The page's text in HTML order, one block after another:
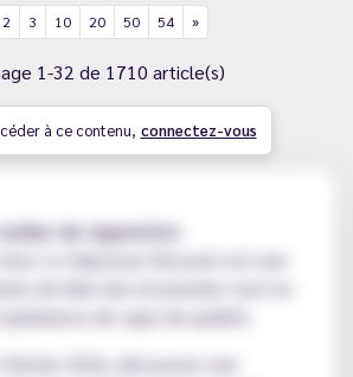
2 3 10 20 50 54
1-32 de 1710 article(s)
à ce contenu, connectez-vous
soldes de cigarettes
chez Le Vapoteur Discount est une
de vape de qualité.
février 2026, découvrez une